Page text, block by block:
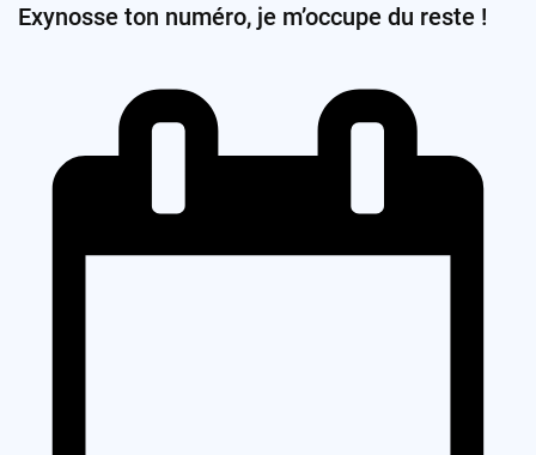
Exynosse ton numéro, je m’occupe du reste !